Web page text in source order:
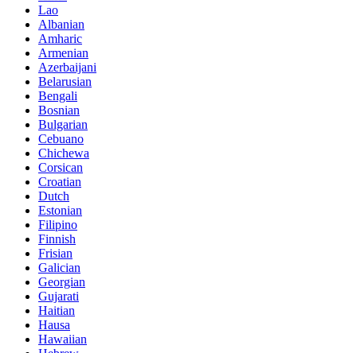
Lao
Albanian
Amharic
Armenian
Azerbaijani
Belarusian
Bengali
Bosnian
Bulgarian
Cebuano
Chichewa
Corsican
Croatian
Dutch
Estonian
Filipino
Finnish
Frisian
Galician
Georgian
Gujarati
Haitian
Hausa
Hawaiian